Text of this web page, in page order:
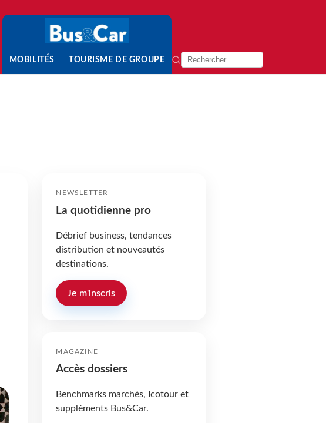
MOBILITÉS TOURISME DE GROUPE
NEWSLETTER
La quotidienne pro
Débrief business, tendances
distribution et nouveautés
destinations.
Je m'inscris
MAGAZINE
Accès dossiers
Benchmarks marchés, Icotour et
suppléments Bus&Car.